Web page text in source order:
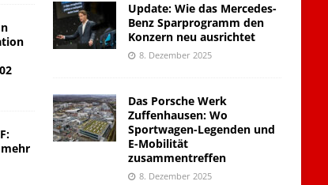
Update: Wie das Mercedes-
Benz Sparprogramm den
Konzern neu ausrichtet
8. Dezember 2025
Das Porsche Werk
Zuffenhausen: Wo
Sportwagen-Legenden und
E-Mobilität
zusammentreffen
8. Dezember 2025